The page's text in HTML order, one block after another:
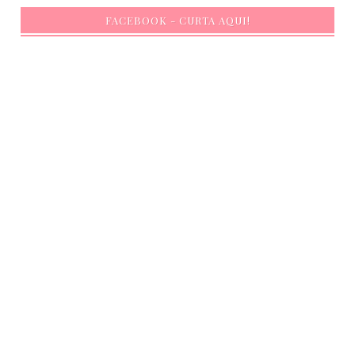
FACEBOOK - CURTA AQUI!